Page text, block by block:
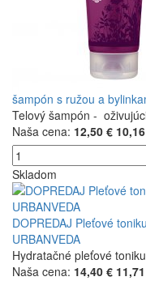
šampón s ružou a
Telový šampón -
Naša cena: 12,50 €
Skladom
DOPREDAJ Pleťové
URBANVEDA
Hydratačné pleťové
Naša cena: 14,40 €